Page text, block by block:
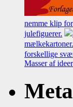
nemme klip
julefiguerer.
forskellige
Masser af
Meta